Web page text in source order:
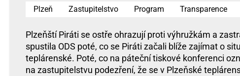
Plzeň Zastupitelstvo Program Transparence
Plzeňští Piráti se ostře ohrazují proti výhružkám a
spustila ODS poté, co se Piráti začali blíže zajímat o
teplárenské. Poté, co na páteční tiskové konferenci
na zastupitelstvu podezření, že se v Plzeňské